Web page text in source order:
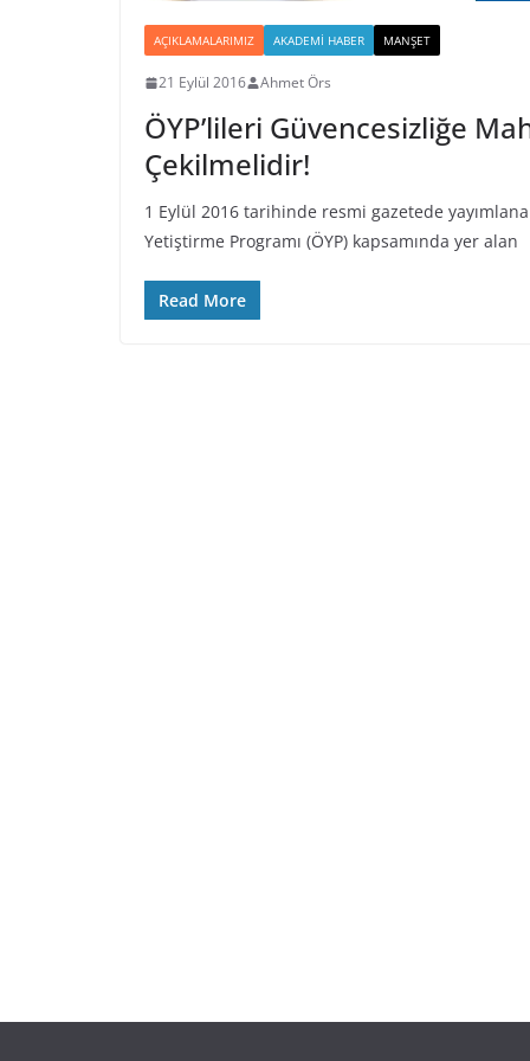
AÇIKLAMALARIMIZ AKADEMI HABER MANŞET
21 Eylül 2016 Ahmet Örs
ÖYP’lileri Güvencesizliğe
Çekilmelidir!
1 Eylül 2016 tarihinde resmi gazetede
Yetiştirme Programı (ÖYP) kapsamında yer alan
Read More